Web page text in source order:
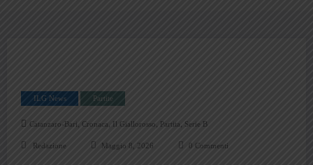
ILG News Partite
Catanzaro-Bari Cronaca Il Giallorosso Partita Serie B
Redazione Maggio 8, 2026 0 Commenti